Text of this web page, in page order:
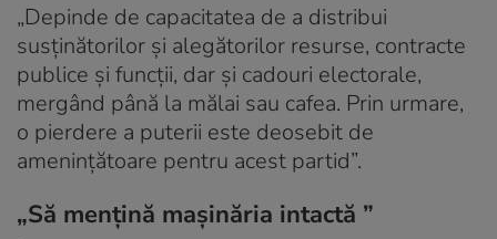
„Depinde de capacitatea de a distribui
susținătorilor și alegătorilor resurse, contracte
publice și funcții, dar și cadouri electorale,
mergând până la mălai sau cafea. Prin urmare,
o pierdere a puterii este deosebit de
amenințătoare pentru acest partid”.
„Să mențină mașinăria intactă ”